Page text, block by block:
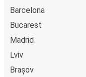
Barcelona
Bucarest
Madrid
Lviv
Brașov